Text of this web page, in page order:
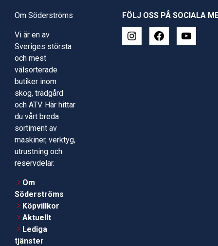
Om Söderströms
Vi är en av
Sveriges största
och mest
välsorterade
butiker inom
skog, trädgård
och ATV. Här hittar
du vårt breda
sortiment av
maskiner, verktyg,
utrustning och
reservdelar.
Om
Söderströms
Köpvillkor
Aktuellt
Lediga
tjänster
FÖLJ OSS PÅ SOCIALA